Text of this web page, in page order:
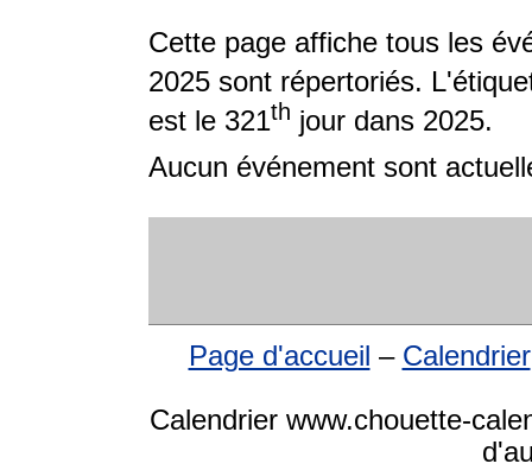
Cette page affiche tous les
2025 sont répertoriés.
est le 321th jour dans 2025.
Aucun événement sont
Page d'accueil – Calendrier
Calendrier www.chouette-